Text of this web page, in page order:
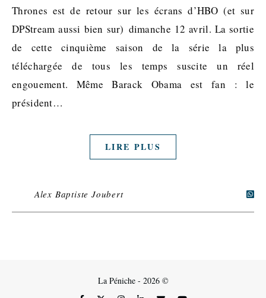
Thrones est de retour sur les écrans d’HBO (et sur
DPStream aussi bien sur) dimanche 12 avril. La sortie
de cette cinquième saison de la série la plus
téléchargée de tous les temps suscite un réel
engouement. Même Barack Obama est fan : le
président…
LIRE PLUS
Alex Baptiste Joubert
La Péniche - 2026 ©